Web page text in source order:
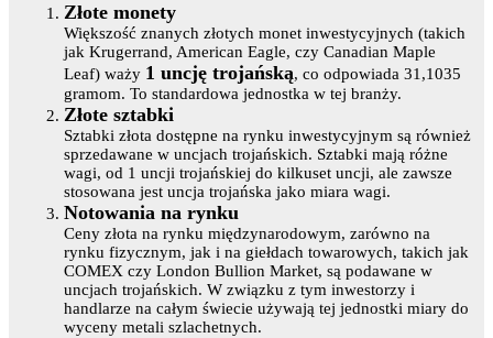
Złote monety
Większość znanych złotych monet inwestycyjnych (takich
jak Krugerrand, American Eagle, czy Canadian Maple
Leaf) waży 1 uncję trojańską, co odpowiada 31,1035
gramom. To standardowa jednostka w tej branży.
Złote sztabki
Sztabki złota dostępne na rynku inwestycyjnym są również
sprzedawane w uncjach trojańskich. Sztabki mają różne
wagi, od 1 uncji trojańskiej do kilkuset uncji, ale zawsze
stosowana jest uncja trojańska jako miara wagi.
Notowania na rynku
Ceny złota na rynku międzynarodowym, zarówno na
rynku fizycznym, jak i na giełdach towarowych, takich jak
COMEX czy London Bullion Market, są podawane w
uncjach trojańskich. W związku z tym inwestorzy i
handlarze na całym świecie używają tej jednostki miary do
wyceny metali szlachetnych.